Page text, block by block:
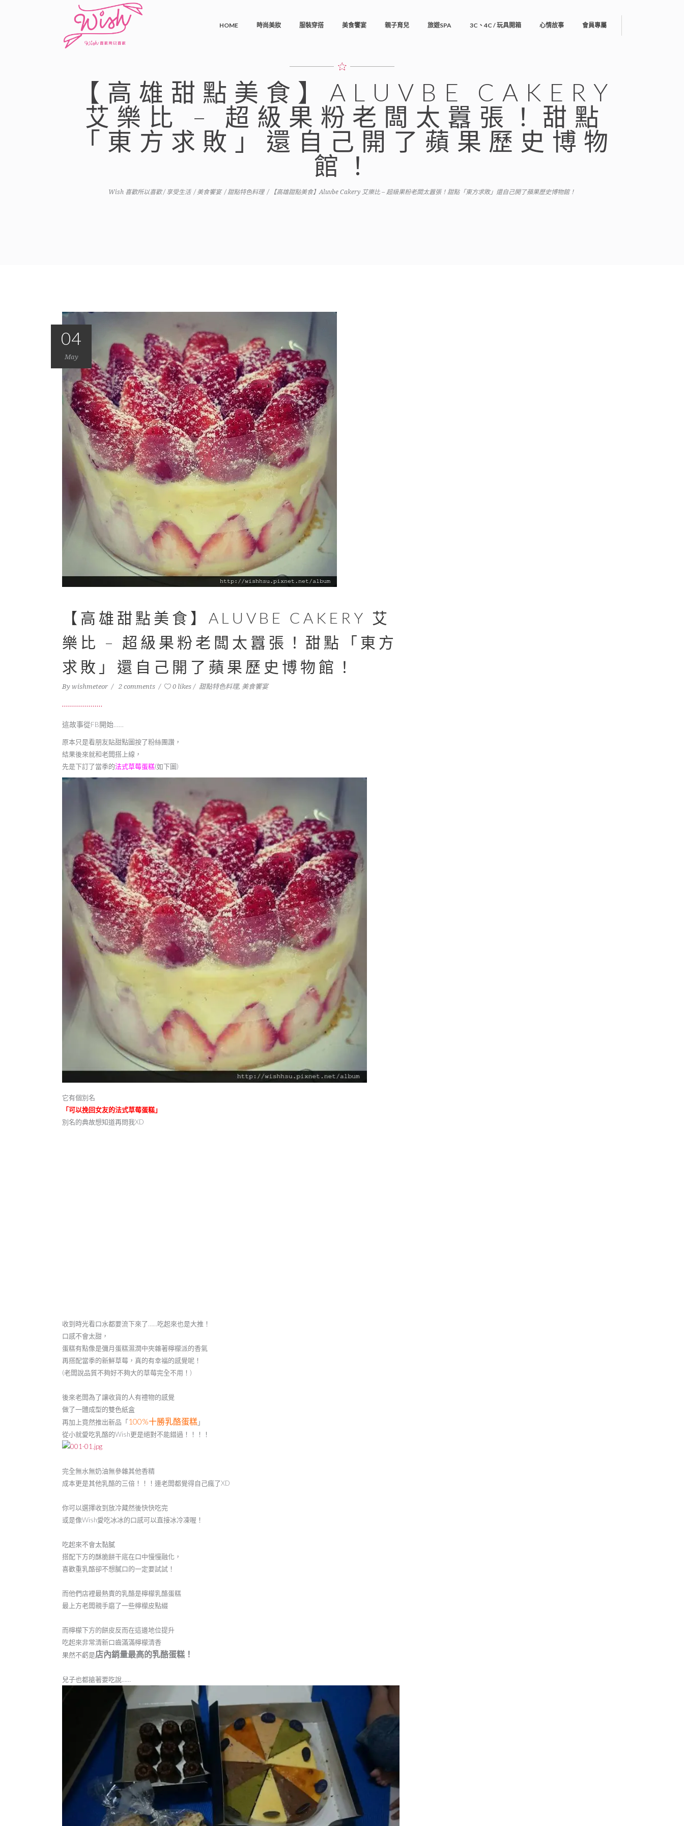
HOME 時尚美妝 服裝穿搭 美食饗宴 親子育兒 旅遊SPA 3C、4C / 玩具開箱 心情故事 會員專屬
【高雄甜點美食】ALUVBE CAKERY
艾樂比 – 超級果粉老闆太囂張！甜點
「東方求敗」還自己開了蘋果歷史博物
館！
Wish 喜歡所以喜歡/享受生活 /美食饗宴 /甜點特色料理 / 【高雄甜點美食】Aluvbe Cakery 艾樂比 – 超級果粉老闆太囂張！甜點「東方求敗」還自己開了蘋果歷史博物館！
04
May
【高雄甜點美食】ALUVBE CAKERY 艾
樂比 – 超級果粉老闆太囂張！甜點「東方
求敗」還自己開了蘋果歷史博物館！
By wishmeteor 2 comments 0 likes 甜點特色料理, 美食饗宴
這故事從FB開始……
原本只是看朋友貼甜點圖按了粉絲團讚，
結果後來就和老闆搭上線，
先是下訂了當季的法式草莓蛋糕(如下圖)
它有個別名
「可以挽回女友的法式草莓蛋糕」
別名的典故想知道再問我XD
收到時光看口水都要流下來了……吃起來也是大推！
口感不會太甜，
蛋糕有點像是彌月蛋糕濕潤中夾雜著檸檬派的香氣
再搭配當季的新鮮草莓，真的有幸福的感覺呢！
(老闆說品質不夠好不夠大的草莓完全不用！)
後來老闆為了讓收貨的人有禮物的感覺
做了一體成型的雙色紙盒
再加上竟然推出新品「100%十勝乳酪蛋糕」
從小就愛吃乳酪的Wish更是絕對不能錯過！！！！
完全無水無奶油無參雜其他香精
成本更是其他乳酪的三倍！！！連老闆都覺得自己瘋了XD
你可以選擇收到放冷藏然後快快吃完
或是像Wish愛吃冰冰的口感可以直接冰冷凍喔！
吃起來不會太黏膩
搭配下方的酥脆餅干底在口中慢慢融化，
喜歡重乳酪卻不想膩口的一定要試試！
而他們店裡最熱賣的乳酪是檸檬乳酪蛋糕
最上方老闆親手磨了一些檸檬皮點綴
而檸檬下方的餅皮反而在這邊地位提升
吃起來非常清新口齒滿滿檸檬清香
果然不虧是店內銷量最高的乳酪蛋糕！
兒子也都搶著要吃說……